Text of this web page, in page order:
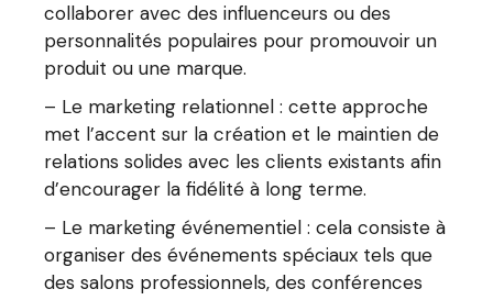
collaborer avec des influenceurs ou des
personnalités populaires pour promouvoir un
produit ou une marque.
– Le marketing relationnel : cette approche
met l’accent sur la création et le maintien de
relations solides avec les clients existants afin
d’encourager la fidélité à long terme.
– Le marketing événementiel : cela consiste à
organiser des événements spéciaux tels que
des salons professionnels, des conférences